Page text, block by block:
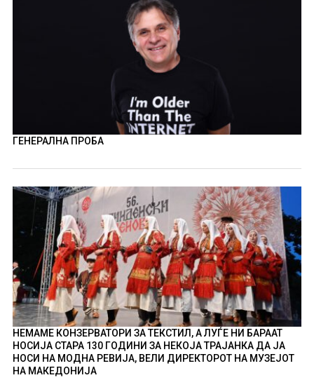
ГЕНЕРАЛНА ПРОБА
НЕМАМЕ КОНЗЕРВАТОРИ ЗА ТЕКСТИЛ, А ЛУЃЕ НИ БАРААТ
НОСИЈА СТАРА 130 ГОДИНИ ЗА НЕКОЈА ТРАЈАНКА ДА ЈА
НОСИ НА МОДНА РЕВИЈА, ВЕЛИ ДИРЕКТОРОТ НА МУЗЕЈОТ
НА МАКЕДОНИЈА